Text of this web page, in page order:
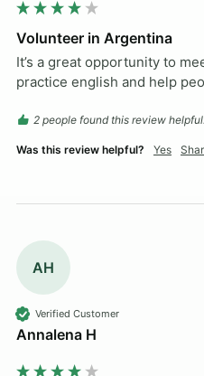
Volunteer in Argentina
It’s a great opportunity to
practice english and help
2 people found this review helpful.
Was this review helpful? Yes
AH
Verified Customer
Annalena H